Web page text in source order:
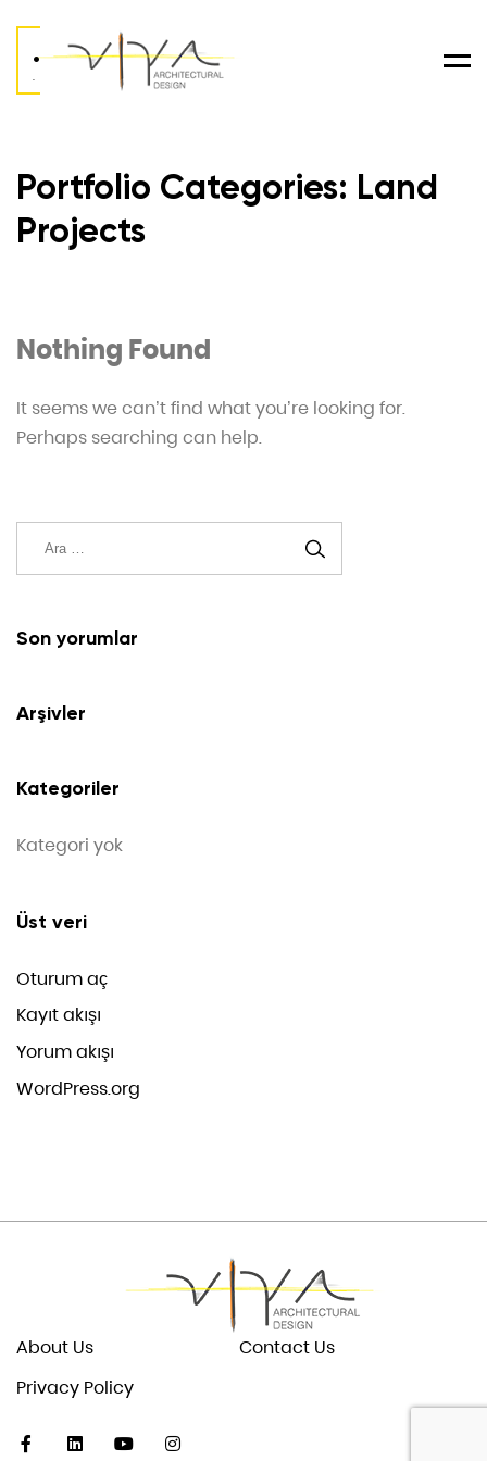
.
.
Portfolio Categories: Land
Projects
Nothing Found
It seems we can’t find what you’re looking for.
Perhaps searching can help.
Son yorumlar
Arşivler
Kategoriler
Kategori yok
Üst veri
Oturum aç
Kayıt akışı
Yorum akışı
WordPress.org
About Us
Contact Us
Privacy Policy